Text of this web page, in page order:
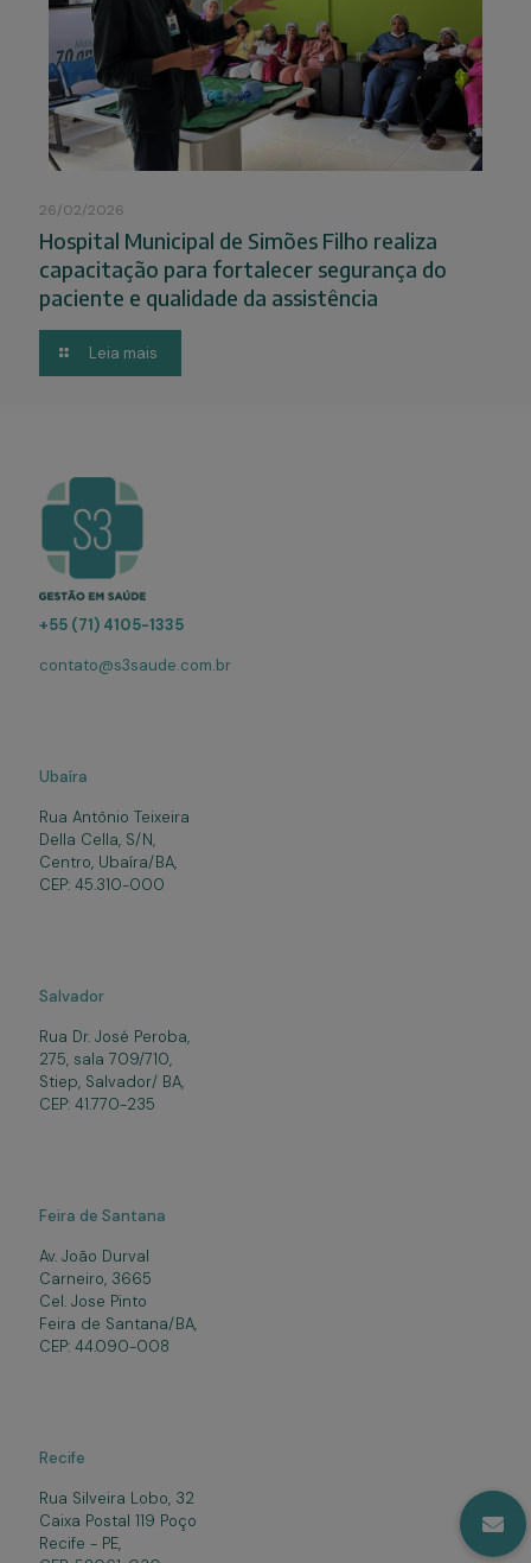
26/02/2026
Hospital Municipal de Simões Filho realiza
capacitação para fortalecer segurança do
paciente e qualidade da assistência
Leia mais
+55 (71) 4105-1335
contato@s3saude.com.br
Ubaíra
Rua Antônio Teixeira
Della Cella, S/N,
Centro, Ubaíra/BA,
CEP: 45.310-000
Salvador
Rua Dr. José Peroba,
275, sala 709/710,
Stiep, Salvador/ BA,
CEP: 41.770-235
Feira de Santana
Av. João Durval
Carneiro, 3665
Cel. Jose Pinto
Feira de Santana/BA,
CEP: 44.090-008
Recife
Rua Silveira Lobo, 32
Caixa Postal 119 Poço
Recife - PE,